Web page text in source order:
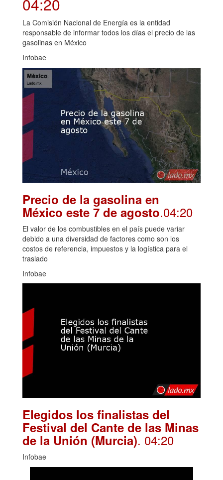
La Comisión Nacional de Energía es la entidad
responsable de informar todos los días el precio de las
gasolinas en México
Infobae
Precio de la gasolina en
México este 7 de agosto.04:20
El valor de los combustibles en el país puede variar
debido a una diversidad de factores como son los
costos de referencia, impuestos y la logística para el
traslado
Infobae
Elegidos los finalistas del
Festival del Cante de las Minas
de la Unión (Murcia). 04:20
Infobae